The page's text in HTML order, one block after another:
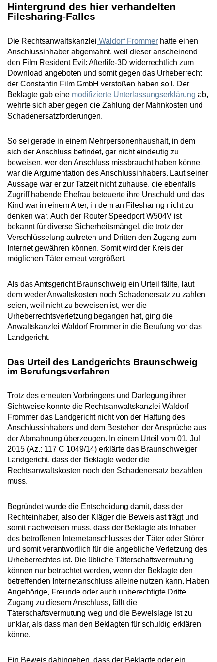
Hintergrund des hier verhandelten
Filesharing-Falles
Die Rechtsanwaltskanzlei Waldorf Frommer hatte einen
Anschlussinhaber abgemahnt, weil dieser anscheinend
den Film Resident Evil: Afterlife-3D widerrechtlich zum
Download angeboten und somit gegen das Urheberrecht
der Constantin Film GmbH verstoßen haben soll. Der
Beklagte gab eine modifizierte Unterlassungserklärung ab,
wehrte sich aber gegen die Zahlung der Mahnkosten und
Schadenersatzforderungen.
So sei gerade in einem Mehrpersonenhaushalt, in dem
sich der Anschluss befindet, gar nicht eindeutig zu
beweisen, wer den Anschluss missbraucht haben könne,
war die Argumentation des Anschlussinhabers. Laut seiner
Aussage war er zur Tatzeit nicht zuhause, die ebenfalls
Zugriff habende Ehefrau beteuerte ihre Unschuld und das
Kind war in einem Alter, in dem an Filesharing nicht zu
denken war. Auch der Router Speedport W504V ist
bekannt für diverse Sicherheitsmängel, die trotz der
Verschlüsselung auftreten und Dritten den Zugang zum
Internet gewähren können. Somit wird der Kreis der
möglichen Täter erneut vergrößert.
Als das Amtsgericht Braunschweig ein Urteil fällte, laut
dem weder Anwaltskosten noch Schadenersatz zu zahlen
seien, weil nicht zu beweisen ist, wer die
Urheberrechtsverletzung begangen hat, ging die
Anwaltskanzlei Waldorf Frommer in die Berufung vor das
Landgericht.
Das Urteil des Landgerichts Braunschweig
im Berufungsverfahren
Trotz des erneuten Vorbringens und Darlegung ihrer
Sichtweise konnte die Rechtsanwaltskanzlei Waldorf
Frommer das Landgericht nicht von der Haftung des
Anschlussinhabers und dem Bestehen der Ansprüche aus
der Abmahnung überzeugen. In einem Urteil vom 01. Juli
2015 (Az.: 117 C 1049/14) erklärte das Braunschweiger
Landgericht, dass der Beklagte weder die
Rechtsanwaltskosten noch den Schadenersatz bezahlen
muss.
Begründet wurde die Entscheidung damit, dass der
Rechteinhaber, also der Kläger die Beweislast trägt und
somit nachweisen muss, dass der Beklagte als Inhaber
des betroffenen Internetanschlusses der Täter oder Störer
und somit verantwortlich für die angebliche Verletzung des
Urheberrechtes ist. Die übliche Täterschaftsvermutung
können nur betrachtet werden, wenn der Beklagte den
betreffenden Internetanschluss alleine nutzen kann. Haben
Angehörige, Freunde oder auch unberechtigte Dritte
Zugang zu diesem Anschluss, fällt die
Täterschaftsvermutung weg und die Beweislage ist zu
unklar, als dass man den Beklagten für schuldig erklären
könne.
Ein Beweis dahingehen, dass der Beklagte oder ein